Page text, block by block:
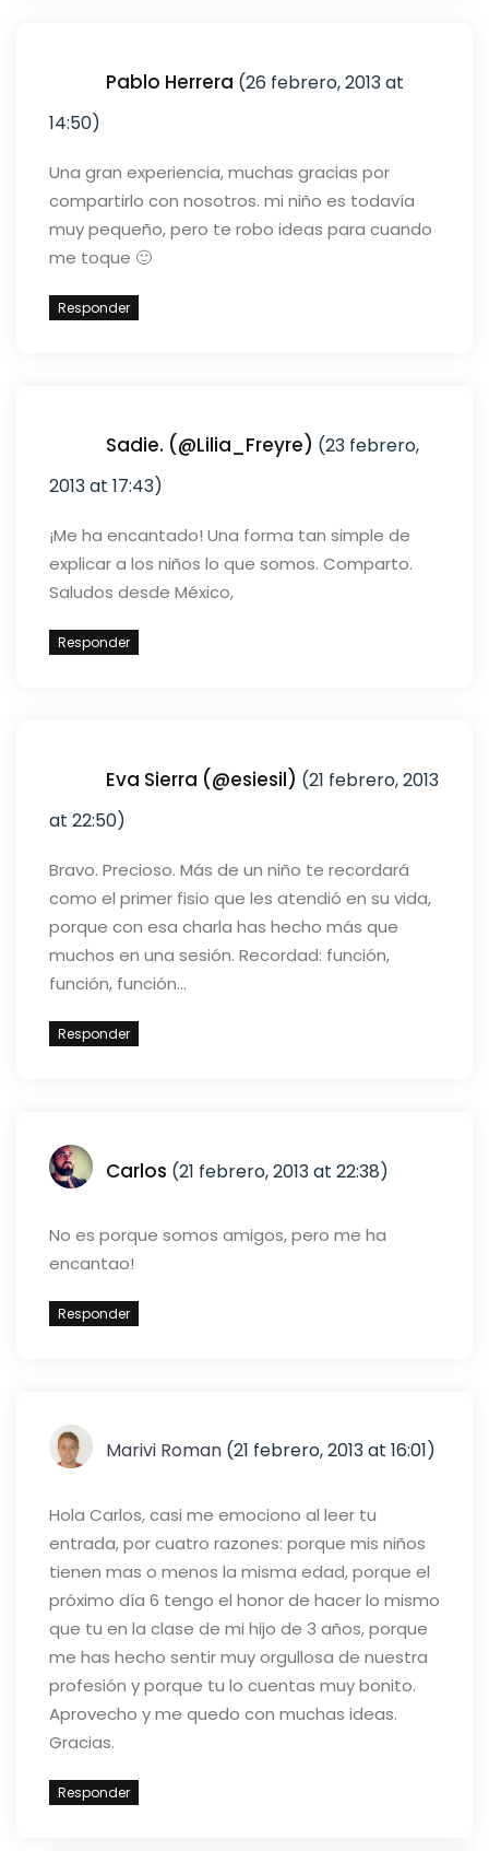
Pablo Herrera (26 febrero, 2013 at
14:50)
Una gran experiencia, muchas gracias por
compartirlo con nosotros. mi niño es todavía
muy pequeño, pero te robo ideas para cuando
me toque 🙂
Responder
Sadie. (@Lilia_Freyre) (23 febrero,
2013 at 17:43)
¡Me ha encantado! Una forma tan simple de
explicar a los niños lo que somos. Comparto.
Saludos desde México,
Responder
Eva Sierra (@esiesil) (21 febrero, 2013
at 22:50)
Bravo. Precioso. Más de un niño te recordará
como el primer fisio que les atendió en su vida,
porque con esa charla has hecho más que
muchos en una sesión. Recordad: función,
función, función…
Responder
Carlos (21 febrero, 2013 at 22:38)
No es porque somos amigos, pero me ha
encantao!
Responder
Marivi Roman (21 febrero, 2013 at 16:01)
Hola Carlos, casi me emociono al leer tu
entrada, por cuatro razones: porque mis niños
tienen mas o menos la misma edad, porque el
próximo día 6 tengo el honor de hacer lo mismo
que tu en la clase de mi hijo de 3 años, porque
me has hecho sentir muy orgullosa de nuestra
profesión y porque tu lo cuentas muy bonito.
Aprovecho y me quedo con muchas ideas.
Gracias.
Responder